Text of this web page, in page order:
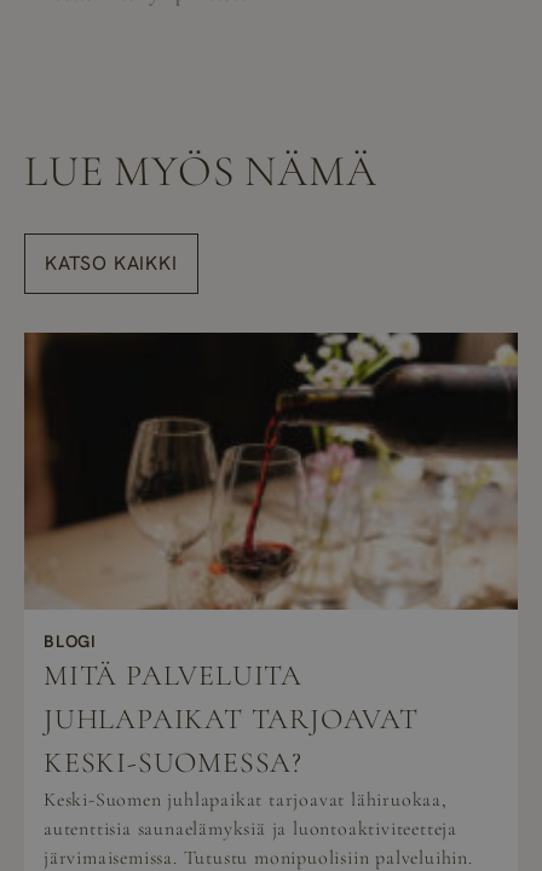
LUE MYÖS NÄMÄ
KATSO KAIKKI
BLOGI
MITÄ PALVELUITA
JUHLAPAIKAT TARJOAVAT
KESKI-SUOMESSA?
Keski-Suomen juhlapaikat tarjoavat lähiruokaa,
autenttisia saunaelämyksiä ja luontoaktiviteetteja
järvimaisemissa. Tutustu monipuolisiin palveluihin.